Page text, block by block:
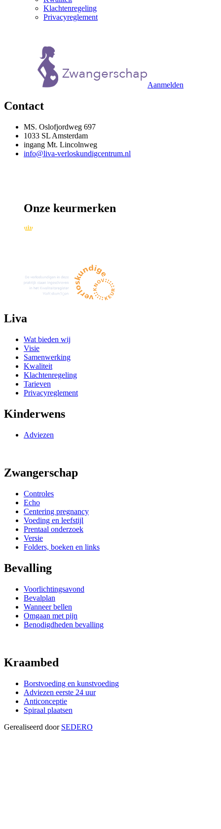
Klachtenregeling
Privacyreglement
Aanmelden
Contact
MS. Oslofjordweg 697
1033 SL Amsterdam
ingang Mt. Lincolnweg
info@liva-verloskundigcentrum.nl
Onze keurmerken
Liva
Wat bieden wij
Visie
Samenwerking
Kwaliteit
Klachtenregeling
Tarieven
Privacyreglement
Kinderwens
Adviezen
Zwangerschap
Controles
Echo
Centering pregnancy
Voeding en leefstijl
Prentaal onderzoek
Versie
Folders, boeken en links
Bevalling
Voorlichtingsavond
Bevalplan
Wanneer bellen
Omgaan met pijn
Benodigdheden bevalling
Kraambed
Borstvoeding en kunstvoeding
Adviezen eerste 24 uur
Anticonceptie
Spiraal plaatsen
Gerealiseerd door SEDERO